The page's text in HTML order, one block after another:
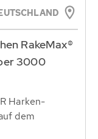
RakeMax®
3000
Harken-
dem